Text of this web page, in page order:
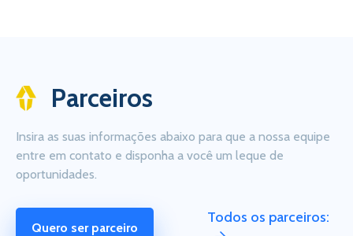
Parceiros
Insira as suas informações abaixo para que a nossa equipe
entre em contato e disponha a você um leque de
oportunidades.
Quero ser parceiro
Todos os parceiros: